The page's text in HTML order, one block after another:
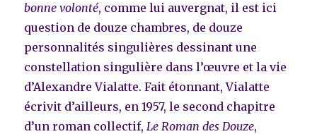
bonne volonté, comme lui auvergnat, il est ici
question de douze chambres, de douze
personnalités singulières dessinant une
constellation singulière dans l’œuvre et la vie
d’Alexandre Vialatte. Fait étonnant, Vialatte
écrivit d’ailleurs, en 1957, le second chapitre
d’un roman collectif,Le Roman des Douze,